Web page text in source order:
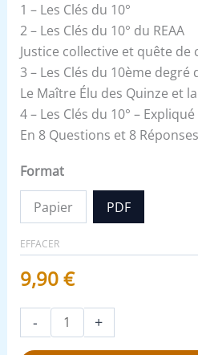
1 – Les Clés du 10°
2 – Les Clés du 10° du REAA
Justice collective et quête de
3 – Les Clés du 10ème degré
Le Maître Élu des Quinze et
4 – Les Clés du 10° – Expliqué
En 8 Questions et 8 Réponses
Format
Papier PDF
EFFACER
9,90€
- +